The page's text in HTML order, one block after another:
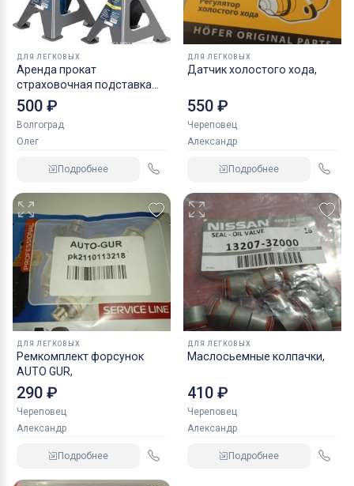
ДЛЯ ЛЕГКОВЫХ
Аренда прокат
страховочная подставка
NORDBERG 2 т
500 ₽
Волгоград
Олег
Подробнее
ДЛЯ ЛЕГКОВЫХ
Датчик холостого хода,
550 ₽
Череповец
Александр
Подробнее
ДЛЯ ЛЕГКОВЫХ
Ремкомплект форсунок
AUTO GUR,
290 ₽
Череповец
Александр
Подробнее
ДЛЯ ЛЕГКОВЫХ
Маслосьемные колпачки,
410 ₽
Череповец
Александр
Подробнее